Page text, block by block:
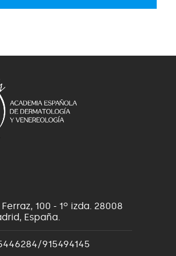
100 - 1º izda. 28008
España.
915494145